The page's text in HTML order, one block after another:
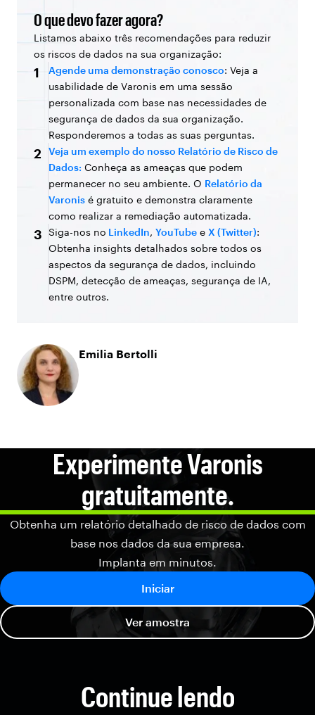
O que devo fazer agora?
Listamos abaixo três recomendações para reduzir
os riscos de dados na sua organização:
1 Agende uma demonstração conosco: Veja a
usabilidade de Varonis em uma sessão
personalizada com base nas necessidades de
segurança de dados da sua organização.
Responderemos a todas as suas perguntas.
2
Veja um exemplo do nosso Relatório de Risco de
Dados: Conheça as ameaças que podem
permanecer no seu ambiente. O Relatório da
Varonis é gratuito e demonstra claramente
como realizar a remediação automatizada.
3 Siga-nos no LinkedIn, YouTube e X (Twitter):
Obtenha insights detalhados sobre todos os
aspectos da segurança de dados, incluindo
DSPM, detecção de ameaças, segurança de IA,
entre outros.
Emilia Bertolli
Experimente Varonis
gratuitamente.
Obtenha um relatório detalhado de risco de dados com
base nos dados da sua empresa.
Implanta em minutos.
Iniciar
Ver amostra
Continue lendo